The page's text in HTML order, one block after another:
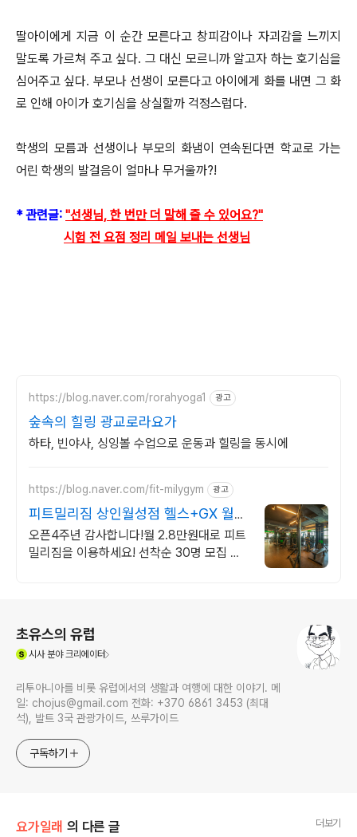
딸아이에게 지금 이 순간 모른다고 창피감이나 자괴감을 느끼지
말도록 가르쳐 주고 싶다. 그 대신 모르니까 알고자 하는 호기심을
심어주고 싶다. 부모나 선생이 모른다고 아이에게 화를 내면 그 화
로 인해 아이가 호기심을 상실할까 걱정스럽다.
학생의 모름과 선생이나 부모의 화냄이 연속된다면 학교로 가는
어린 학생의 발걸음이 얼마나 무거울까?!
* 관련글: "선생님, 한 번만 더 말해 줄 수 있어요?"
시험 전 요점 정리 메일 보내는 선생님
https://blog.naver.com/rorahyoga1 광고
숲속의 힐링 광교로라요가
하타, 빈야사, 싱잉볼 수업으로 운동과 힐링을 동시에
https://blog.naver.com/fit-milygym 광고
피트밀리짐 상인월성점 헬스+GX 월
최대 2.8만
오픈4주년 감사합니다!월 2.8만원대로 피트
밀리짐을 이용하세요! 선착순 30명 모집 한
초유스의 유럽
시사분야 크리에이터
리투아니아를 비롯 유럽에서의 생활과 여행에 대한 이야기. 메
일: chojus@gmail.com 전화: +370 6861 3453 (최대
석), 발트 3국 관광가이드, 쓰루가이드
구독하기
요가일래 의 다른 글 더보기